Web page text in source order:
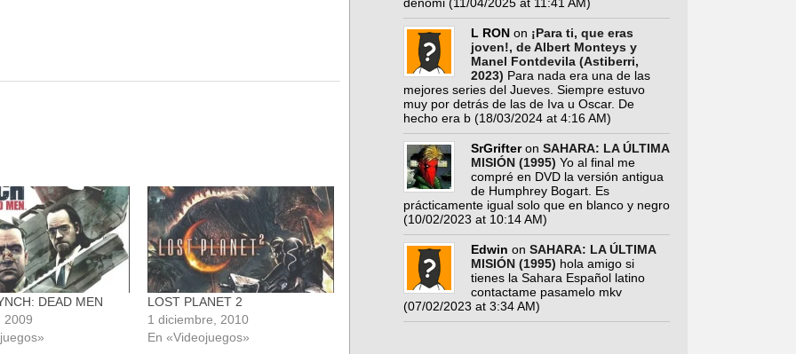
DEAD MEN
2009
LOST PLANET 2
1 diciembre, 2010
En «Videojuegos»
L RON on ¡Para ti, que eras
joven!, de Albert Monteys y
Manel Fontdevila (Astiberri,
2023) Para nada era una de las
mejores series del Jueves. Siempre estuvo
muy por detrás de las de Iva u Oscar. De
hecho era b (18/03/2024 at 4:16 AM)
SrGrifteron SAHARA: LA ÚLTIMA
MISIÓN (1995) Yo al final me
compré en DVD la versión antigua
de Humphrey Bogart. Es
prácticamente igual solo que en blanco y negro
(10/02/2023 at 10:14 AM)
Edwin on SAHARA: LA ÚLTIMA
MISIÓN (1995) hola amigo si
tienes la Sahara Español latino
contactame pasamelo mkv
(07/02/2023 at 3:34 AM)